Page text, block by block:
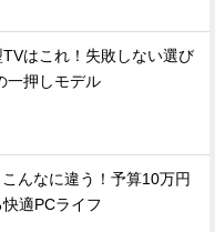
はこれ！失敗しない選び
一押しモデル
こんなに違う！予算10万円
適PCライフ